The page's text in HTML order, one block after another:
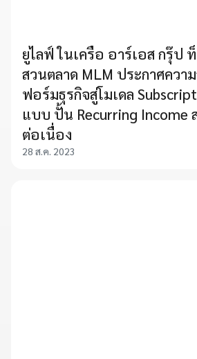
ยูไลฟ์ ในเครือ อาร์เอส กรุ๊ป
สวนตลาด MLM ประกาศควา
ฟอร์มธุรกิจสู่โมเดล
แบบ ปั้น Recurring Income
ต่อเนื่อง
28 ส.ค. 2023